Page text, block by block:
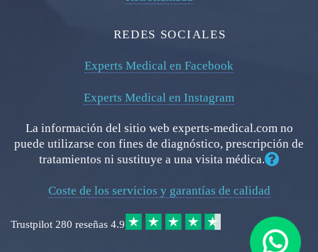
REDES SOCIALES
Experts Medical en Facebook
Experts Medical en Instagram
La información del sitio web experts-medical.com no
puede utilizarse con fines de diagnóstico, prescripción de
tratamientos ni sustituye a una visita médica.
Coste de los servicios y garantías de calidad
Trustpilot 280 reseñas 4.9